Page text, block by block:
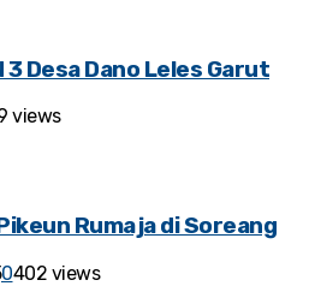
3 Desa Dano Leles Garut
views
Rumaja di Soreang
0402 views